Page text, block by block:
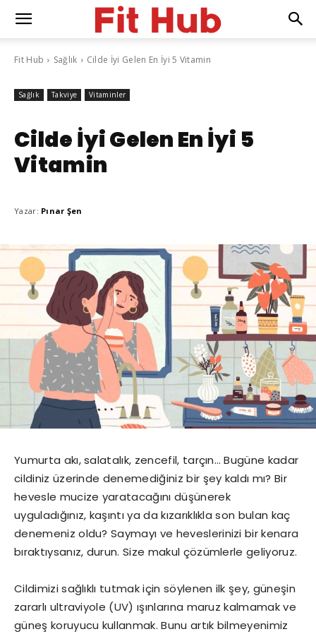
Fit Hub Sağlık Cilde İyi Gelen En İyi 5 Vitamin
Sağlık Takviye Vitaminler
Cilde İyi Gelen En İyi 5
Vitamin
Yazar: Pınar Şen
Yumurta akı, salatalık, zencefil, tarçın… Bugüne kadar
cildiniz üzerinde denemediğiniz bir şey kaldı mı? Bir
hevesle mucize yaratacağını düşünerek
uyguladığınız, kaşıntı ya da kızarıklıkla son bulan kaç
denemeniz oldu? Saymayı ve heveslerinizi bir kenara
bıraktıysanız, durun. Size makul çözümlerle geliyoruz.
Cildimizi sağlıklı tutmak için söylenen ilk şey, güneşin
zararlı ultraviyole (UV) ışınlarına maruz kalmamak ve
güneş koruyucu kullanmak. Bunu artık bilmeyenimiz